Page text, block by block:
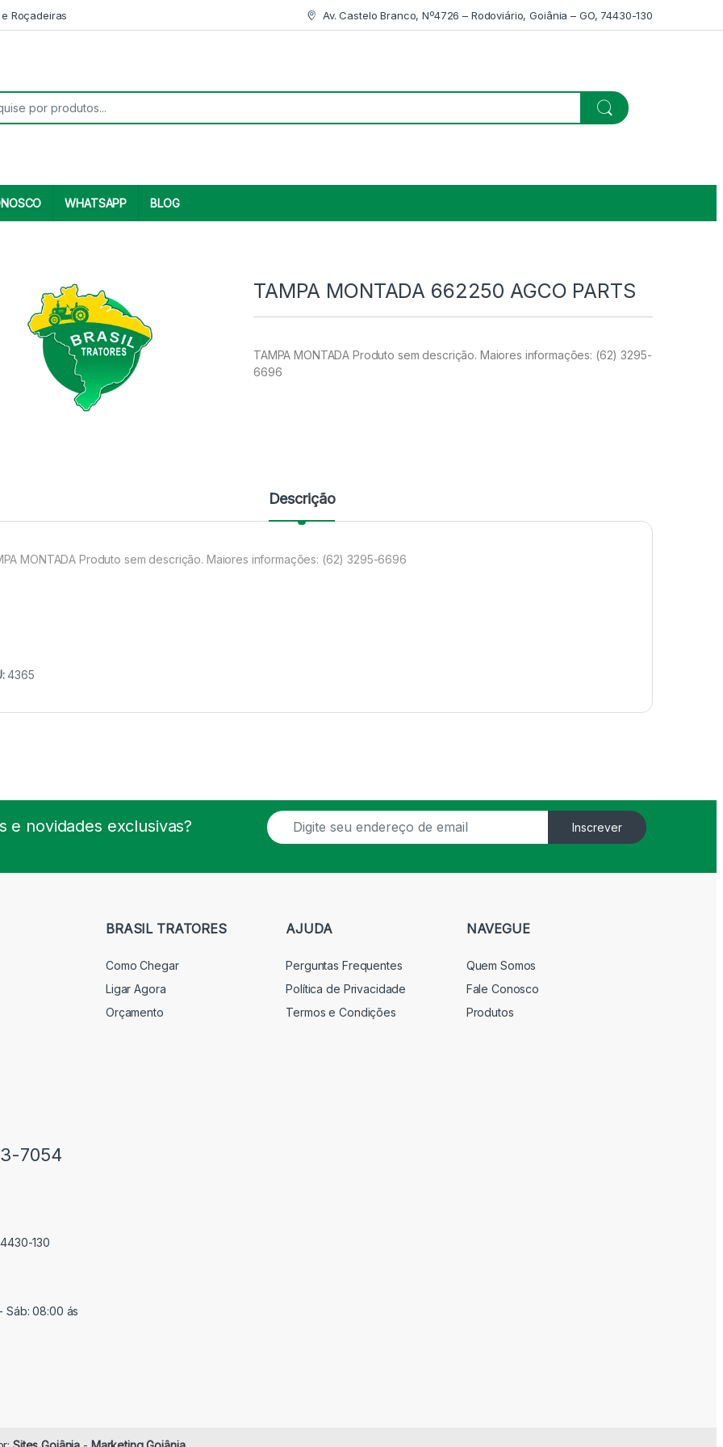
Roçadeiras Av. Castelo Branco, Nº4726 – Rodoviário, Goiânia – GO, 74430-130
WHATSAPP BLOG
TAMPA MONTADA 662250 AGCO PARTS
TAMPA MONTADA Produto sem descrição. Maiores informações: (62) 3295-
6696
Descrição
MONTADA Produto sem descrição. Maiores informações: (62) 3295-6696
4365
novidades exclusivas?
E
m
Inscrever
7054
130
Sáb: 08:00 ás
BRASIL TRATORES
Como Chegar
Ligar Agora
Orçamento
AJUDA
Perguntas Frequentes
Política de Privacidade
Termos e Condições
NAVEGUE
Quem Somos
Fale Conosco
Produtos